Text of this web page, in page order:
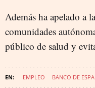
Además ha apelado a
comunidades
público de salud y
EMPLEO BANCO DE